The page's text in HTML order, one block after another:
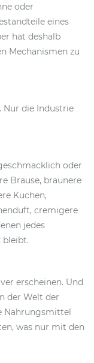
oder
eines
hat deshalb
Mechanismen zu
Nur die Industrie
oder
Brause, braunere
Kuchen,
cremigere
jedes
bleibt.
erscheinen. Und
der Welt der
Nahrungsmittel
was nur mit den